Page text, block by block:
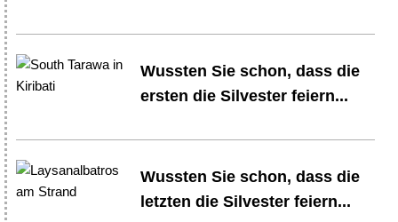
Wussten Sie schon, dass die
ersten die Silvester feiern...
Wussten Sie schon, dass die
letzten die Silvester feiern...